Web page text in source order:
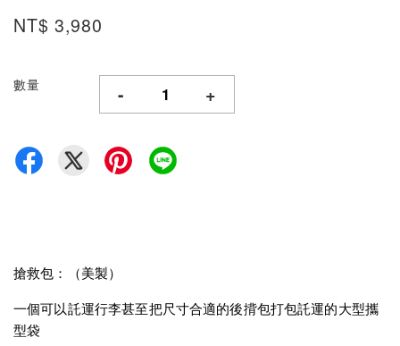
NT$ 3,980
數量 - +
搶救包：（美製）
一個可以託運行李甚至把尺寸合適的後揹包打包託運的大型攜
型袋